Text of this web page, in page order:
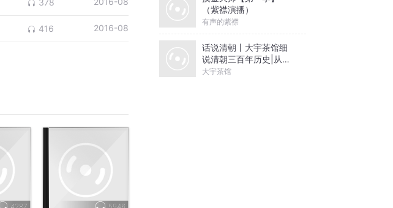
416 2016-08
（紫襟演播）
有声的紫襟
话说清朝丨大宇茶馆细
说清朝三百年历史|从努
尔哈赤到末代皇帝溥仪|
大宇茶馆